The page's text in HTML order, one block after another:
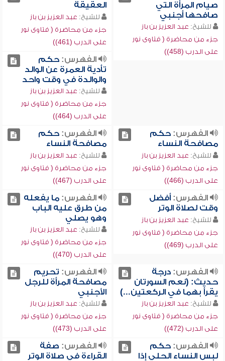
صيام المرأة التي
صافحها أجنبي
للشيخ: عبد العزيز بن باز
جزء من محاضرة ( فتاوى نور
على الدرب (458))
العقيقة
للشيخ: عبد العزيز بن باز
جزء من محاضرة ( فتاوى نور
على الدرب (461))
الفهرس:حكم
تأدية العمرة عن الوالد
والوالدة في وقت واحد
للشيخ: عبد العزيز بن باز
جزء من محاضرة ( فتاوى نور
على الدرب (464))
الفهرس:حكم
مصافحة النساء
للشيخ: عبد العزيز بن باز
جزء من محاضرة ( فتاوى نور
على الدرب (466))
الفهرس:حكم
مصافحة النساء
للشيخ: عبد العزيز بن باز
جزء من محاضرة ( فتاوى نور
على الدرب (467))
الفهرس:أفضل
وقت لصلاة الوتر
للشيخ: عبد العزيز بن باز
جزء من محاضرة ( فتاوى نور
على الدرب (469))
الفهرس:ما يفعله
من طرق عليه الباب
وهو يصلي
للشيخ: عبد العزيز بن باز
جزء من محاضرة ( فتاوى نور
على الدرب (470))
الفهرس:درجة
حديث: (نعم السورتان
يقرأ بهما في الركعتين...)
للشيخ: عبد العزيز بن باز
جزء من محاضرة ( فتاوى نور
على الدرب (472))
الفهرس: تحريم
مصافحة المرأة للرجل
الأجنبي
للشيخ: عبد العزيز بن باز
جزء من محاضرة ( فتاوى نور
على الدرب (473))
الفهرس:حكم
لبس النساء الحلي إذا
الفهرس: صفة
القراءة في صلاة الوتر